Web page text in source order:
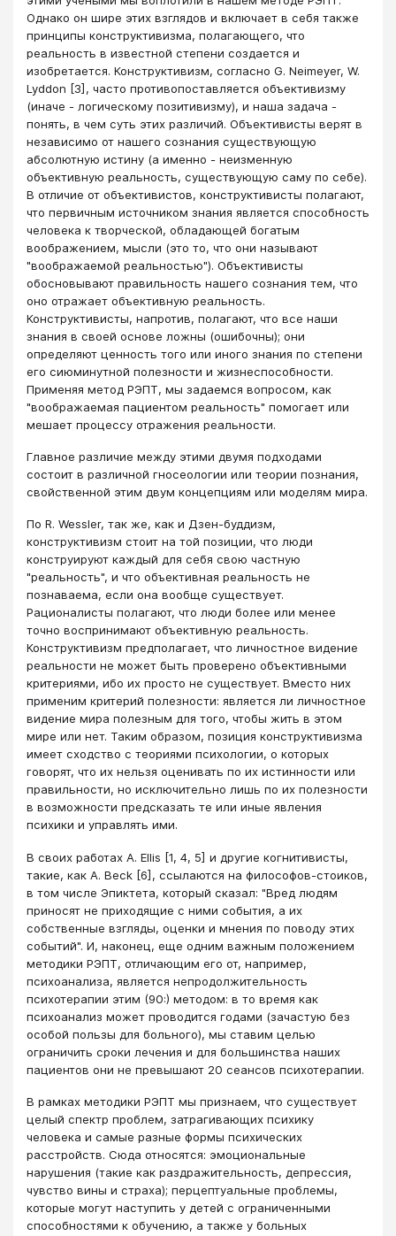
Однако он шире этих взглядов и включает в себя также
принципы конструктивизма, полагающего, что
реальность в известной степени создается и
изобретается. Конструктивизм, согласно G. Neimeyer, W.
Lyddon [3], часто противопоставляется объективизму
(иначе - логическому позитивизму), и наша задача -
понять, в чем суть этих различий. Объективисты верят в
независимо от нашего сознания существующую
абсолютную истину (а именно - неизменную
объективную реальность, существующую саму по себе).
В отличие от объективистов, конструктивисты полагают,
что первичным источником знания является способность
человека к творческой, обладающей богатым
воображением, мысли (это то, что они называют
"воображаемой реальностью"). Объективисты
обосновывают правильность нашего сознания тем, что
оно отражает объективную реальность.
Конструктивисты, напротив, полагают, что все наши
знания в своей основе ложны (ошибочны); они
определяют ценность того или иного знания по степени
его сиюминутной полезности и жизнеспособности.
Применяя метод РЭПТ, мы задаемся вопросом, как
"воображаемая пациентом реальность" помогает или
мешает процессу отражения реальности.
Главное различие между этими двумя подходами
состоит в различной гносеологии или теории познания,
свойственной этим двум концепциям или моделям мира.
По R. Wessler, так же, как и Дзен-буддизм,
конструктивизм стоит на той позиции, что люди
конструируют каждый для себя свою частную
"реальность", и что объективная реальность не
познаваема, если она вообще существует.
Рационалисты полагают, что люди более или менее
точно воспринимают объективную реальность.
Конструктивизм предполагает, что личностное видение
реальности не может быть проверено объективными
критериями, ибо их просто не существует. Вместо них
применим критерий полезности: является ли личностное
видение мира полезным для того, чтобы жить в этом
мире или нет. Таким образом, позиция конструктивизма
имеет сходство с теориями психологии, о которых
говорят, что их нельзя оценивать по их истинности или
правильности, но исключительно лишь по их полезности
в возможности предсказать те или иные явления
психики и управлять ими.
В своих работах А. Ellis [1, 4, 5] и другие когнитивисты,
такие, как A. Beck [6], ссылаются на философов-стоиков,
в том числе Эпиктета, который сказал: "Вред людям
приносят не приходящие с ними события, а их
собственные взгляды, оценки и мнения по поводу этих
событий". И, наконец, еще одним важным положением
методики РЭПТ, отличающим его от, например,
психоанализа, является непродолжительность
психотерапии этим (90:) методом: в то время как
психоанализ может проводится годами (зачастую без
особой пользы для больного), мы ставим целью
ограничить сроки лечения и для большинства наших
пациентов они не превышают 20 сеансов психотерапии.
В рамках методики РЭПТ мы признаем, что существует
целый спектр проблем, затрагивающих психику
человека и самые разные формы психических
расстройств. Сюда относятся: эмоциональные
нарушения (такие как раздражительность, депрессия,
чувство вины и страха); перцептуальные проблемы,
которые могут наступить у детей с ограниченными
способностями к обучению, а также у больных